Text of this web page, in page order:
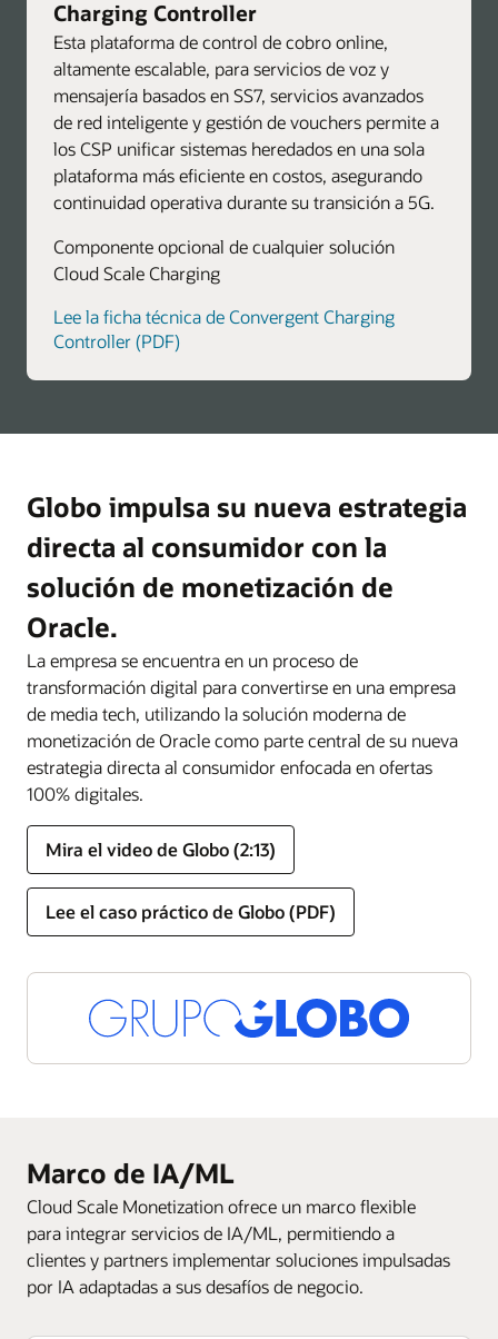
Charging Controller
Esta plataforma de control de cobro online,
altamente escalable, para servicios de voz y
mensajería basados en SS7, servicios avanzados
de red inteligente y gestión de vouchers permite a
los CSP unificar sistemas heredados en una sola
plataforma más eficiente en costos, asegurando
continuidad operativa durante su transición a 5G.
Componente opcional de cualquier solución
Cloud Scale Charging
Lee la ficha técnica de Convergent Charging
Controller (PDF)
Globo impulsa su nueva estrategia
directa al consumidor con la
solución de monetización de
Oracle.
La empresa se encuentra en un proceso de
transformación digital para convertirse en una empresa
de media tech, utilizando la solución moderna de
monetización de Oracle como parte central de su nueva
estrategia directa al consumidor enfocada en ofertas
100% digitales.
Mira el video de Globo (2:13)
Lee el caso práctico de Globo (PDF)
Marco de IA/ML
Cloud Scale Monetization ofrece un marco flexible
para integrar servicios de IA/ML, permitiendo a
clientes y partners implementar soluciones impulsadas
por IA adaptadas a sus desafíos de negocio.